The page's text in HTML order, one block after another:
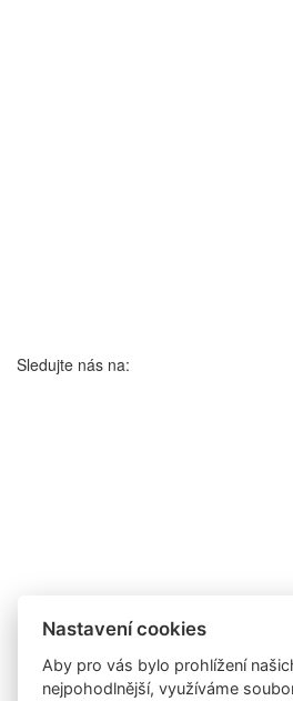
Sledujte nás na:
Nastavení cookies
Aby pro vás bylo prohlížení
nejpohodlnější, využíváme